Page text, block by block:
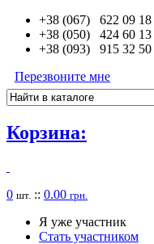
+38 (067) 622 09 18
+38 (050) 424 60 13
+38 (093) 915 32 50
Перезвоните мне
Корзина:
0 шт. :: 0.00 грн.
Я уже участник
Стать участником